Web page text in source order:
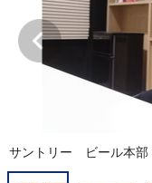
サントリー ビール本